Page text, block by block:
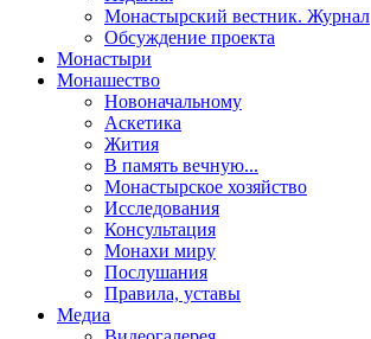
Монастырский вестник. Журнал
Обсуждение проекта
Монастыри
Монашество
Новоначальному
Аскетика
Жития
В память вечную...
Монастырское хозяйство
Исследования
Консультация
Монахи миру
Послушания
Правила, уставы
Медиа